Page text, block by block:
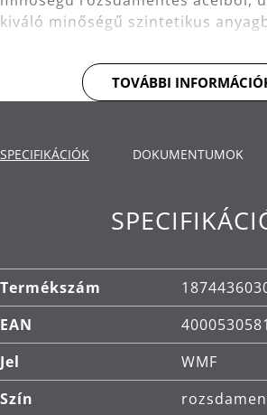
kiváló minőségű szintetikus
Anyag: Cromargan® kiváló
rozsdamentes acél, amely
Tisztítás: mosogatógépben
TOVÁBBI
SPECIFIKÁCIÓK DOKUMENTUMOK
Termékszám
EAN
Jel
WMF
Szín